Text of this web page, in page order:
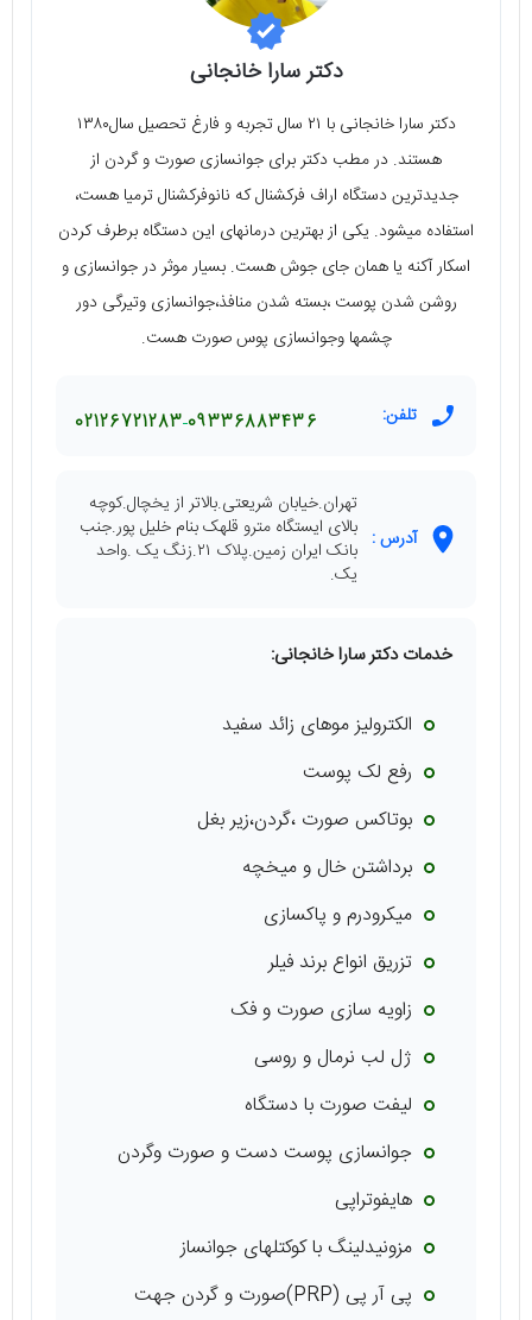
دکتر سارا خانجانی
دکتر سارا خانجانی با ۲۱ سال تجربه و فارغ تحصیل سال۱۳۸۰
هستند. در مطب دکتر برای جوانسازی صورت و گردن از
جدیدترین دستگاه اراف فرکشنال که نانوفرکشنال ترمیا هست،
استفاده میشود. یکی از بهترین درمانهای این دستگاه برطرف کردن
اسکار آکنه یا همان جای جوش هست. بسیار موثر در جوانسازی و
روشن شدن پوست ،بسته شدن منافذ،جوانسازی وتیرگی دور
چشمها وجوانسازی پوس صورت هست.
تلفن: 09336883436
02126721283
آدرس :
تهران.خیابان شریعتی.بالاتر از یخچال.کوچه
بالای ایستگاه مترو قلهک بنام خلیل پور.جنب
بانک ایران زمین.پلاک ۲۱.زنگ یک .واحد
یک.
خدمات دکتر سارا خانجانی:
الکترولیز موهای زائد سفید
رفع لک پوست
بوتاکس صورت ،گردن،زیر بغل
برداشتن خال و میخچه
میکرودرم و پاکسازی
تزریق انواع برند فیلر
زاویه سازی صورت و فک
ژل لب نرمال و روسی
لیفت صورت با دستگاه
جوانسازی پوست دست و صورت وگردن
هایفوتراپی
مزونیدلینگ با کوکتلهای جوانساز
پی آر پی (PRP)صورت و گردن جهت